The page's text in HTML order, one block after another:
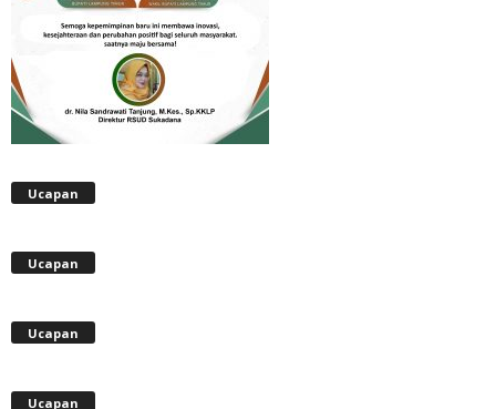
Ucapan
Ucapan
Ucapan
Ucapan